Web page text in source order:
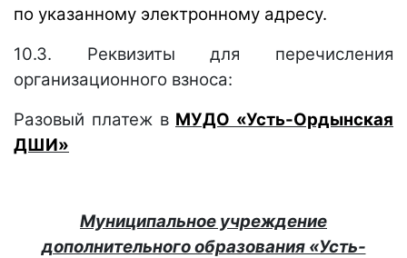
по указанному электронному адресу.
10.3. Реквизиты для перечисления
организационного взноса:
Разовый платеж в МУДО «Усть-Ордынская
ДШИ»
Муниципальное учреждение
дополнительного образования «Усть-